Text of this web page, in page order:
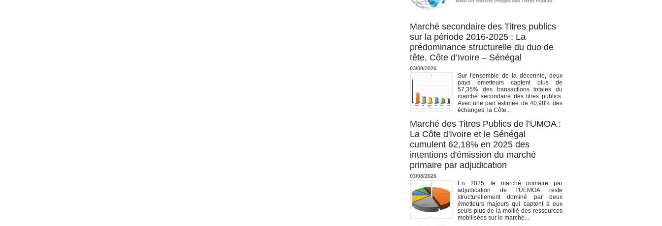
Marché secondaire des Titres publics
sur la période 2016-2025 : La
prédominance structurelle du duo de
tête, Côte d’Ivoire – Sénégal
03/08/2026
Sur l'ensemble de la décennie, deux
pays émetteurs captent plus de
57,35% des transactions totales du
marché secondaire des titres publics.
Avec une part estimée de 40,98% des
échanges, la Côte...
Marché des Titres Publics de l’UMOA :
La Côte d'Ivoire et le Sénégal
cumulent 62,18% en 2025 des
intentions d'émission du marché
primaire par adjudication
03/08/2026
En 2025, le marché primaire par
adjudication de l'UEMOA reste
structurellement dominé par deux
émetteurs majeurs qui captent à eux
seuls plus de la moitié des ressources
mobilisées sur le marché...